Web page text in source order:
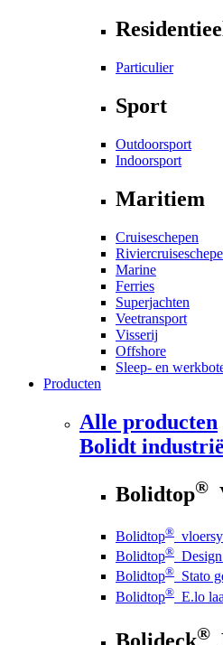
Residentieel
Particulier
Sport
Outdoorsport
Indoorsport
Maritiem
Cruiseschepen
Marine
Ferries
Superjachten
Veetransport
Visserij
Offshore
Sleep- en
Producten
Alle producten
Bolidt
Bolidtop®
Bolidtop®
Bolidtop®
Bolidtop® Stato
Bolidtop® E.lo
Bolideck®